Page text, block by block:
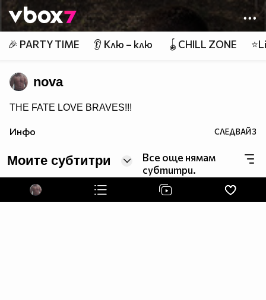
👾
🎉 PARTY TIME 👂 Клю – клю 🪀CHILL ZONE
nova
THE FATE LOVE BRAVES!!!
Инфо СЛЕДВАЙ3
Моите субтитри
Все още нямам
субтитри.